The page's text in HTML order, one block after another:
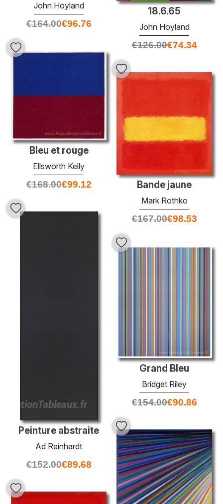
John Hoyland
€164.00€96.76
18.6.65
John Hoyland
€126.00€74.34
Bleu et rouge
Ellsworth Kelly
€168.00€99.12 Bande jaune
Mark Rothko
€167.00€98.53
Peinture abstraite
Ad Reinhardt
€152.00€89.68
Grand Bleu
Bridget Riley
€154.00€90.86